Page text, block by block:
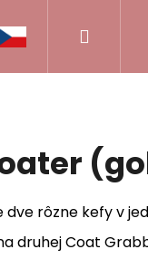
rôzne kefy v
druhej Coat